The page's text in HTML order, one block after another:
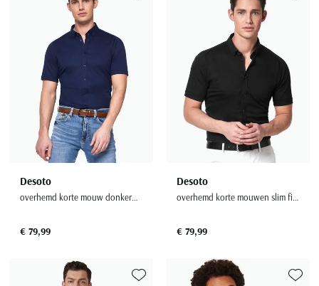
Desoto
overhemd korte mouw donkerblauw slim fit effen katoen
€ 79,99
Toevoegen aan favorieten
Desoto
overhemd korte mouwen slim fit zwart effen katoen
€ 79,99